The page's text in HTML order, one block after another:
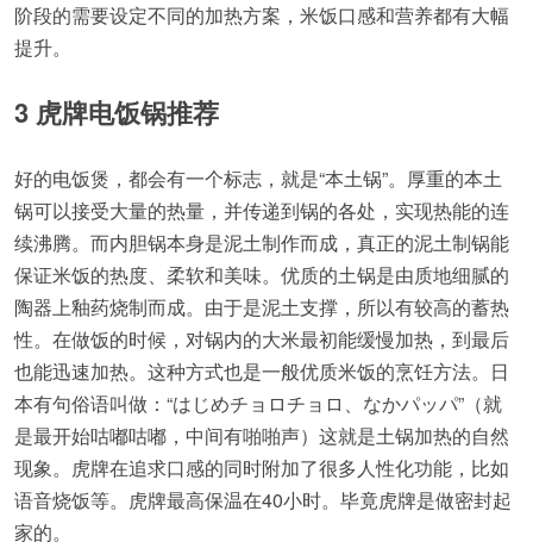
阶段的需要设定不同的加热方案，米饭口感和营养都有大幅
提升。
3 虎牌电饭锅推荐
好的电饭煲，都会有一个标志，就是“本土锅”。厚重的本土
锅可以接受大量的热量，并传递到锅的各处，实现热能的连
续沸腾。而内胆锅本身是泥土制作而成，真正的泥土制锅能
保证米饭的热度、柔软和美味。优质的土锅是由质地细腻的
陶器上釉药烧制而成。由于是泥土支撑，所以有较高的蓄热
性。在做饭的时候，对锅内的大米最初能缓慢加热，到最后
也能迅速加热。这种方式也是一般优质米饭的烹饪方法。日
本有句俗语叫做：“はじめチョロチョロ、なかパッパ”（就
是最开始咕嘟咕嘟，中间有啪啪声）这就是土锅加热的自然
现象。虎牌在追求口感的同时附加了很多人性化功能，比如
语音烧饭等。虎牌最高保温在40小时。毕竟虎牌是做密封起
家的。